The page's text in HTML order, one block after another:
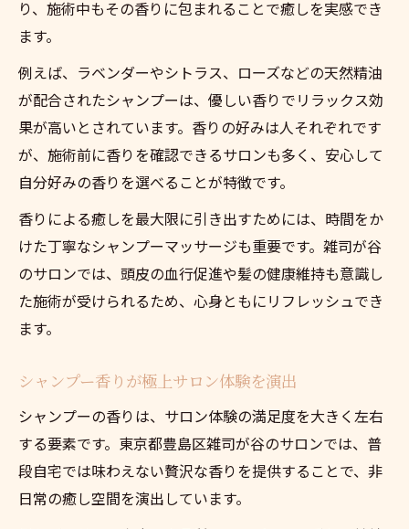
り、施術中もその香りに包まれることで癒しを実感でき
ます。
例えば、ラベンダーやシトラス、ローズなどの天然精油
が配合されたシャンプーは、優しい香りでリラックス効
果が高いとされています。香りの好みは人それぞれです
が、施術前に香りを確認できるサロンも多く、安心して
自分好みの香りを選べることが特徴です。
香りによる癒しを最大限に引き出すためには、時間をか
けた丁寧なシャンプーマッサージも重要です。雑司が谷
のサロンでは、頭皮の血行促進や髪の健康維持も意識し
た施術が受けられるため、心身ともにリフレッシュでき
ます。
シャンプー香りが極上サロン体験を演出
シャンプーの香りは、サロン体験の満足度を大きく左右
する要素です。東京都豊島区雑司が谷のサロンでは、普
段自宅では味わえない贅沢な香りを提供することで、非
日常の癒し空間を演出しています。